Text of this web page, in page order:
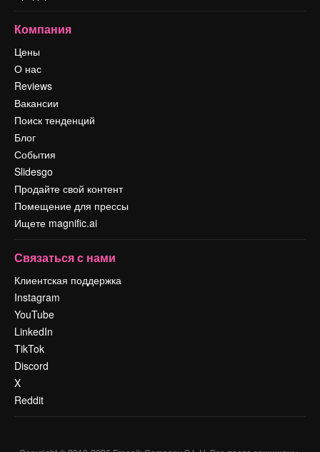
Компания
Цены
О нас
Reviews
Вакансии
Поиск тенденций
Блог
События
Slidesgo
Продайте свой контент
Помещение для прессы
Ищете magnific.ai
Связаться с нами
Клиентская поддержка
Instagram
YouTube
LinkedIn
TikTok
Discord
X
Reddit